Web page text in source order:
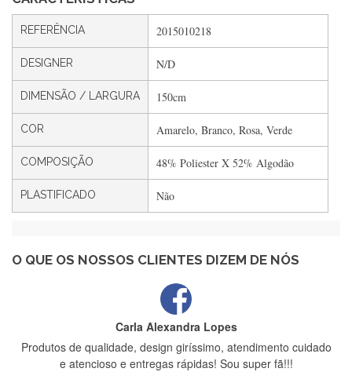
REFERÊNCIA 2015010218
DESIGNER N/D
DIMENSÃO / LARGURA 150cm
COR Amarelo, Branco, Rosa, Verde
COMPOSIÇÃO 48% Poliester X 52% Algodão
PLASTIFICADO Não
O QUE OS NOSSOS CLIENTES DIZEM DE NÓS
Silvia André
Gostei ,Serviço bastante rápido. recomendo
Filipa Freire
Rápido, atendimento 5*. Hoje chegará a segunda encomenda
feita de muitas certamente❤️
estrelas
Carla Alexandra Lopes
Produtos de qualidade, design giríssimo, atendimento cuidado
e atencioso e entregas rápidas! Sou super fã!!!